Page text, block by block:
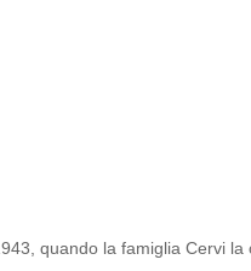
quando la famiglia Cervi la